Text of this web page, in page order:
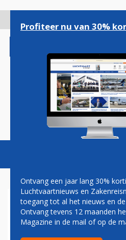
gaan
Magazine
GOOF BAKKER:
DREAM
Profiteer nu van 30%
Ontvang een jaar lang 30%
Luchtvaartnieuws en
toegang tot al het nieuws en
Ontvang tevens 12 maanden
Magazine in de mail of op de